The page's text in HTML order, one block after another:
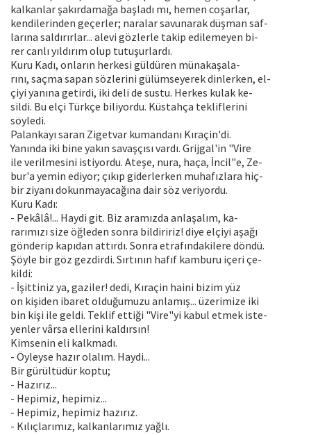
kalkanlar şakırdamağa başladı mı, hemen coşarlar,
kendilerinden geçerler; naralar savunarak düşman saf-
larına saldırırlar... alevi gözlerle takip edilemeyen bi-
rer canlı yıldırım olup tutuşurlardı.
Kuru Kadı, onların herkesi güldüren münakaşala-
rını, saçma sapan sözlerini gülümseyerek dinlerken, el-
çiyi yanına getirdi, iki deli de sustu. Herkes kulak ke-
sildi. Bu elçi Türkçe biliyordu. Küstahça tekliflerini
söyledi.
Palankayı saran Zigetvar kumandanı Kıraçin'di.
Yanında iki bine yakın savaşçısı vardı. Grijgal'in "Vire
ile verilmesini istiyordu. Ateşe, nura, haça, İncil"e, Ze-
bur'a yemin ediyor; çıkıp giderlerken muhafızlara hiç-
bir ziyanı dokunmayacağına dair söz veriyordu.
Kuru Kadı:
- Pekâlâ!... Haydi git. Biz aramızda anlaşalım, ka-
rarımızı size öğleden sonra bildiririz! diye elçiyi aşağı
gönderip kapıdan attırdı. Sonra etrafındakilere döndü.
Şöyle bir göz gezdirdi. Sırtının hafıf kamburu içeri çe-
kildi:
- İşittiniz ya, gaziler! dedi, Kıraçin haini bizim yüz
on kişiden ibaret olduğumuzu anlamış... üzerimize iki
bin kişi ile geldi. Teklif ettiği "Vire"yi kabul etmek iste-
yenler vârsa ellerini kaldırsın!
Kimsenin eli kalkmadı.
- Öyleyse hazır olalım. Haydi...
Bir gürültüdür koptu;
- Hazırız...
- Hepimiz, hepimiz...
- Hepimiz, hepimiz hazırız.
- Kılıçlarımız, kalkanlarımız yağlı.